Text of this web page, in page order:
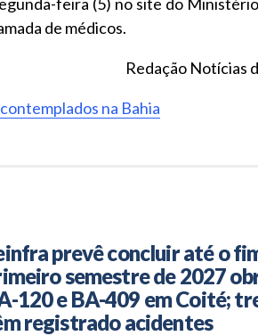
de médicos.
Redação Notícias
na Bahia
prevê concluir até o
semestre de 2027
120 e BA-409 em Coité;
registrado acidentes